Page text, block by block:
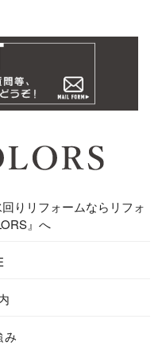
りリフォームならリフォ
』へ